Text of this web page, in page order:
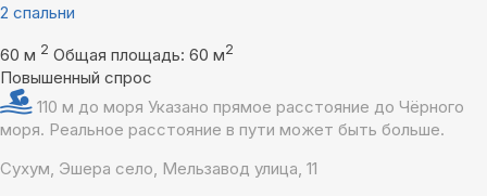
2 спальни
60 м 2 Общая площадь: 60 м2
Повышенный спрос
110 м до моря Указано прямое расстояние до Чёрного
моря. Реальное расстояние в пути может быть больше.
Сухум, Эшера село, Мельзавод улица, 11